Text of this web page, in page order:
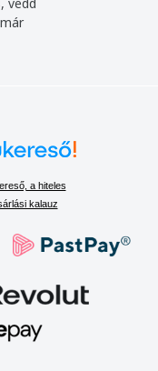
a hiteles
kalauz